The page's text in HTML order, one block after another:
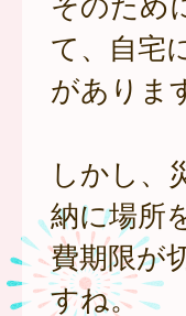
て、自宅
がありま
しかし、
納に場所
費期限が
すね。